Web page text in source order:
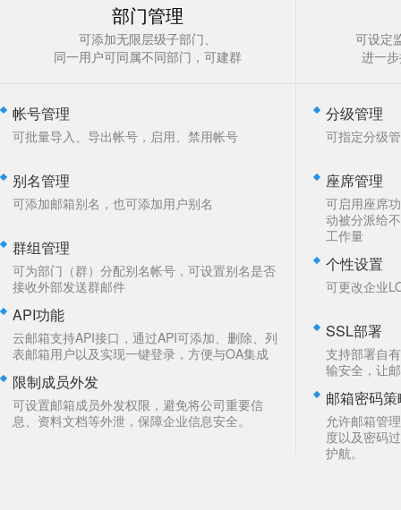
部门管理
可添加无限层级子部门、
同一用户可同属不同部门，可建群
帐号管理
可批量导入、导出帐号，启用、禁用帐号
别名管理
可添加邮箱别名，也可添加用户别名
群组管理
可为部门（群）分配别名帐号，可设置别名是否
接收外部发送群邮件
API功能
云邮箱支持API接口，通过API可添加、删除、列
表邮箱用户以及实现一键登录，方便与OA集成
限制成员外发
可设置邮箱成员外发权限，避免将公司重要信
息、资料文档等外泄，保障企业信息安全。
可设定
进一
分级管理
可指定分级
座席管理
可启用座席
动被分派给
工作量
个性设置
可更改企业
SSL部署
支持部署自
输安全，让
邮箱密码
允许邮箱管
度以及密码
护航。